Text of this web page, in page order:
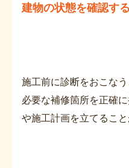
建物の状態を確認す
施工前に診断をおこな
必要な補修箇所を正確
や施工計画を立てること